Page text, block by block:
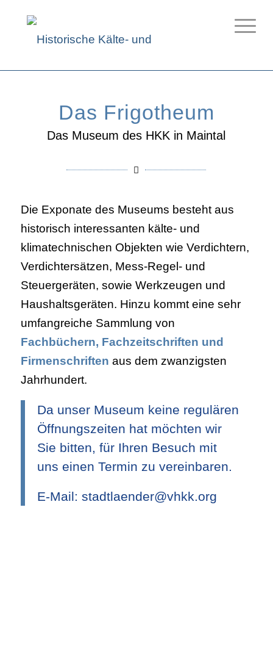
Das Frigotheum
Das Museum des HKK in Maintal
Die Exponate des Museums besteht aus
historisch interessanten kälte- und
klimatechnischen Objekten wie Verdichtern,
Verdichtersätzen, Mess-Regel- und
Steuergeräten, sowie Werkzeugen und
Haushaltsgeräten. Hinzu kommt eine sehr
umfangreiche Sammlung von
Fachbüchern, Fachzeitschriften und
Firmenschriften aus dem zwanzigsten
Jahrhundert.
Da unser Museum keine regulären
Öffnungszeiten hat möchten wir
Sie bitten, für Ihren Besuch mit
uns einen Termin zu vereinbaren.
E-Mail: stadtlaender@vhkk.org